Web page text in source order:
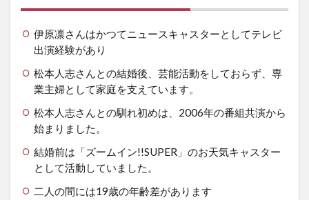
伊原凛さんはかつてニュースキャスターとしてテレビ
出演経験があり
松本人志さんとの結婚後、芸能活動をしておらず、専
業主婦として家庭を支えています。
松本人志さんとの馴れ初めは、2006年の番組共演から
始まりました。
結婚前は「ズームイン!!SUPER」のお天気キャスター
として活動していました。
二人の間には19歳の年齢差があります